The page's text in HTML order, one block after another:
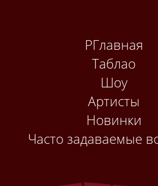
РГлавная
Таблао
Шоу
Артисты
Новинки
Часто задаваемые